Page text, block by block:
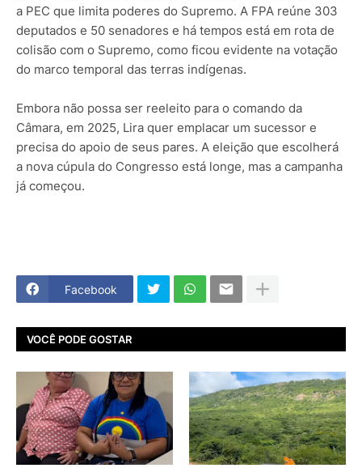
a PEC que limita poderes do Supremo. A FPA reúne 303
deputados e 50 senadores e há tempos está em rota de
colisão com o Supremo, como ficou evidente na votação
do marco temporal das terras indígenas.
Embora não possa ser reeleito para o comando da
Câmara, em 2025, Lira quer emplacar um sucessor e
precisa do apoio de seus pares. A eleição que escolherá
a nova cúpula do Congresso está longe, mas a campanha
já começou.
Facebook
VOCÊ PODE GOSTAR